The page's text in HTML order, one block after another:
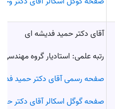
آقای دکتر حمید فدیشه ای
رتبه علمی: استادیار گروه مهندسی
صفحه رسمی آقای دکتر حمید
صفحه گوگل اسکالر آقای دکتر